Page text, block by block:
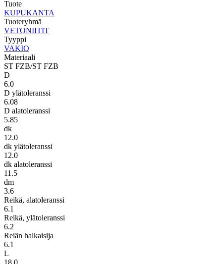
Tuote
KUPUKANTA
Tuoteryhmä
VETONIITIT
Tyyppi
VAKIO
Materiaali
ST FZB/ST FZB
D
6.0
D ylätoleranssi
6.08
D alatoleranssi
5.85
dk
12.0
dk ylätoleranssi
12.0
dk alatoleranssi
11.5
dm
3.6
Reikä, alatoleranssi
6.1
Reikä, ylätoleranssi
6.2
Reiän halkaisija
6.1
L
18.0